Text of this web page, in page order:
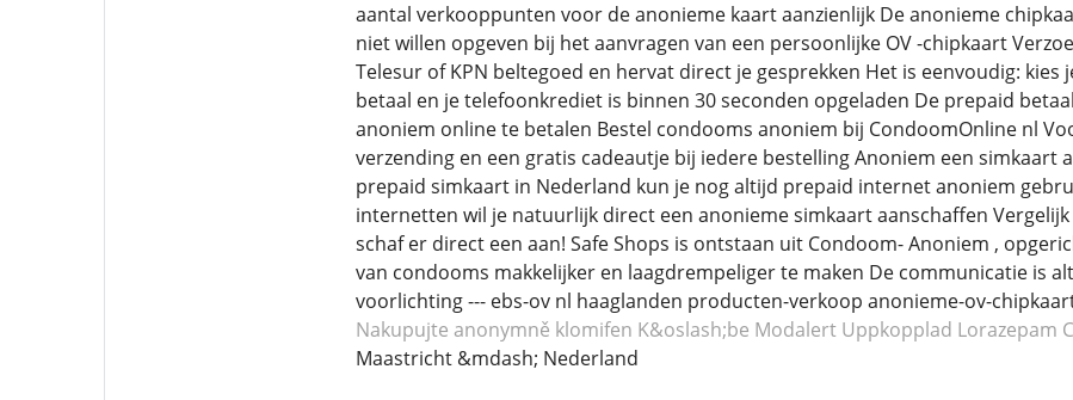
aantal verkooppunten voor de anonieme kaart aanzienlijk De anonieme
niet willen opgeven bij het aanvragen van een persoonlijke OV -chipkaart
Telesur of KPN beltegoed en hervat direct je gesprekken Het is eenvoudig:
betaal en je telefoonkrediet is binnen 30 seconden opgeladen De prepaid
anoniem online te betalen Bestel condooms anoniem bij CondoomOnline nl
verzending en een gratis cadeautje bij iedere bestelling Anoniem een simkaart
prepaid simkaart in Nederland kun je nog altijd prepaid internet anoniem
internetten wil je natuurlijk direct een anonieme simkaart aanschaffen
schaf er direct een aan! Safe Shops is ontstaan uit Condoom- Anoniem ,
van condooms makkelijker en laagdrempeliger te maken De communicatie is
voorlichting --- ebs-ov nl haaglanden producten-verkoop anonieme-ov-
Nakupujte anonymně klomifen K&oslash;be Modalert Uppkopplad Lorazepam
Maastricht &mdash; Nederland